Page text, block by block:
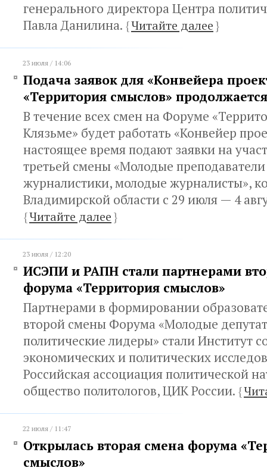
генерального директора Центра
Павла Данилина. {Читайте далее}
23 июля / 14:06
Подача заявок для «Конвейера
«Территория смыслов» продолжается
В течение всех смен на Форуме
Клязьме» будет работать «Конвейер
настоящее время подают заявки на
третьей смены «Молодые
журналистики, молодые журналисты»,
Владимирской области с 29 июля — 4
{Читайте далее}
23 июля / 12:20
ИСЭПИ и РАПН стали партнерами
форума «Территория смыслов»
Партнерами в формировании
второй смены Форума «Молодые
политические лидеры» стали Институт
экономических и политических
Российская ассоциация политической
общество политологов, ЦИК России. {
22 июля / 11:47
Открылась вторая смена форума
смыслов»